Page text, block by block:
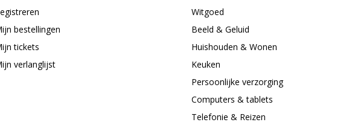
bestellingen
tickets
verlanglijst
Witgoed
Beeld & Geluid
Huishouden & Wonen
Keuken
Persoonlijke verzorging
Computers & tablets
Telefonie & Reizen